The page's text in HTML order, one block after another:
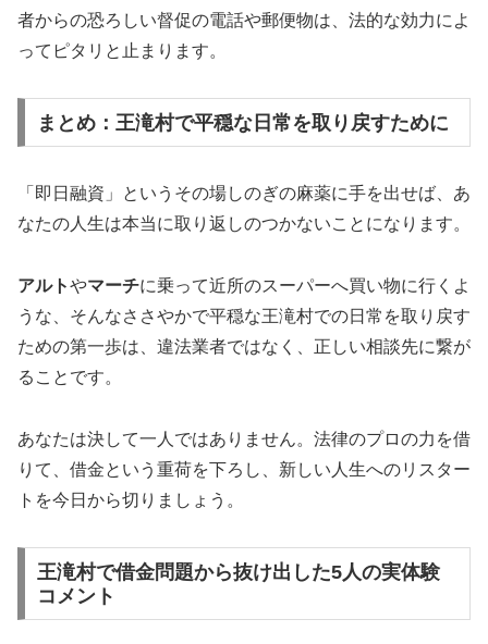
者からの恐ろしい督促の電話や郵便物は、法的な効力によ
ってピタリと止まります。
まとめ：王滝村で平穏な日常を取り戻すために
「即日融資」というその場しのぎの麻薬に手を出せば、あ
なたの人生は本当に取り返しのつかないことになります。
アルトやマーチに乗って近所のスーパーへ買い物に行くよ
うな、そんなささやかで平穏な王滝村での日常を取り戻す
ための第一歩は、違法業者ではなく、正しい相談先に繋が
ることです。
あなたは決して一人ではありません。法律のプロの力を借
りて、借金という重荷を下ろし、新しい人生へのリスター
トを今日から切りましょう。
王滝村で借金問題から抜け出した5人の実体験
コメント